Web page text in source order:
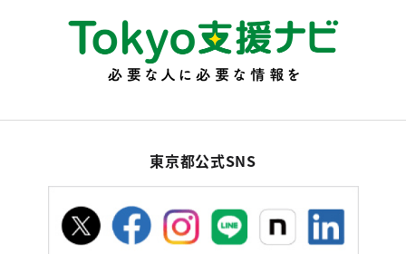
東京都公式SNS